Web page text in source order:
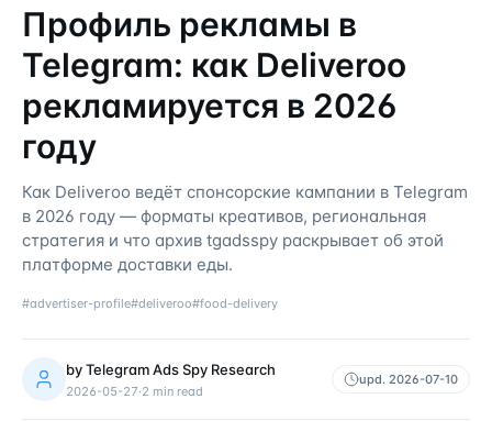
Профиль рекламы в
Telegram: как Deliveroo
рекламируется в 2026
году
Как Deliveroo ведёт спонсорские кампании в Telegram
в 2026 году — форматы креативов, региональная
стратегия и что архив tgadsspy раскрывает об этой
платформе доставки еды.
#advertiser-profile#deliveroo#food-delivery
byTelegram Ads Spy Research
2026-05-27·2 min read
upd. 2026-07-10